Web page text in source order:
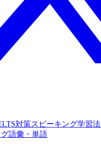
対策スピーキング学習法
語彙・単語